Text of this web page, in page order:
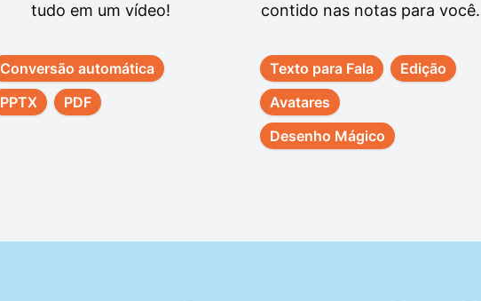
tudo em um vídeo!
Conversão automática
PPTX
PDF
contido nas notas para você.
Texto para Fala
Edição
Avatares
Desenho Mágico